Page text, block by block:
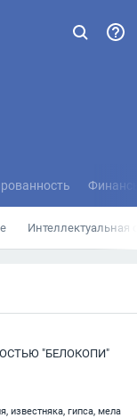
Интеллектуальная
"БЕЛОКОПИ"
известняка, гипса, мела